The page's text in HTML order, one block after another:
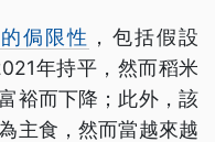
侷限性 ，包括假設
年持平，然而稻米
裕而下降；此外，該
主食，然而當越來越